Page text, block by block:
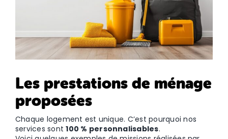
Les prestations de ménage
proposées
Chaque logement est unique. C’est pourquoi nos
services sont100 % personnalisables.